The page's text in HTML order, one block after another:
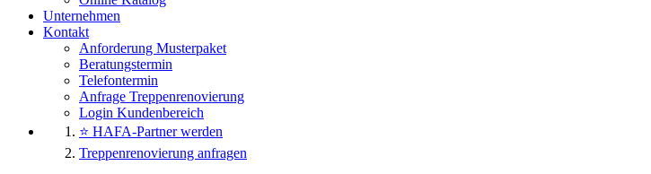
Unternehmen
Kontakt
Anforderung Musterpaket
Beratungstermin
Telefontermin
Anfrage Treppenrenovierung
Login Kundenbereich
⭐ HAFA-Partner werden
Treppenrenovierung anfragen